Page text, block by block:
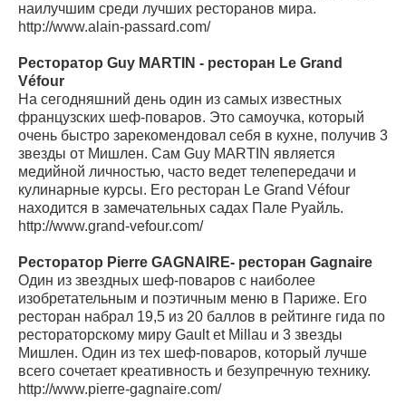
наилучшим среди лучших ресторанов мира.
http://www.alain-passard.com/
Ресторатор Guy MARTIN - ресторан Le Grand
Véfour
На сегодняшний день один из самых известных
французских шеф-поваров. Это самоучка, который
очень быстро зарекомендовал себя в кухне, получив 3
звезды от Мишлен. Сам Guy MARTIN является
медийной личностью, часто ведет телепередачи и
кулинарные курсы. Его ресторан Le Grand Véfour
находится в замечательных садах Пале Руайль.
http://www.grand-vefour.com/
Ресторатор Pierre GAGNAIRE- ресторан Gagnaire
Один из звездных шеф-поваров с наиболее
изобретательным и поэтичным меню в Париже. Его
ресторан набрал 19,5 из 20 баллов в рейтинге гида по
рестораторскому миру Gault et Millau и 3 звезды
Мишлен. Один из тех шеф-поваров, который лучше
всего сочетает креативность и безупречную технику.
http://www.pierre-gagnaire.com/